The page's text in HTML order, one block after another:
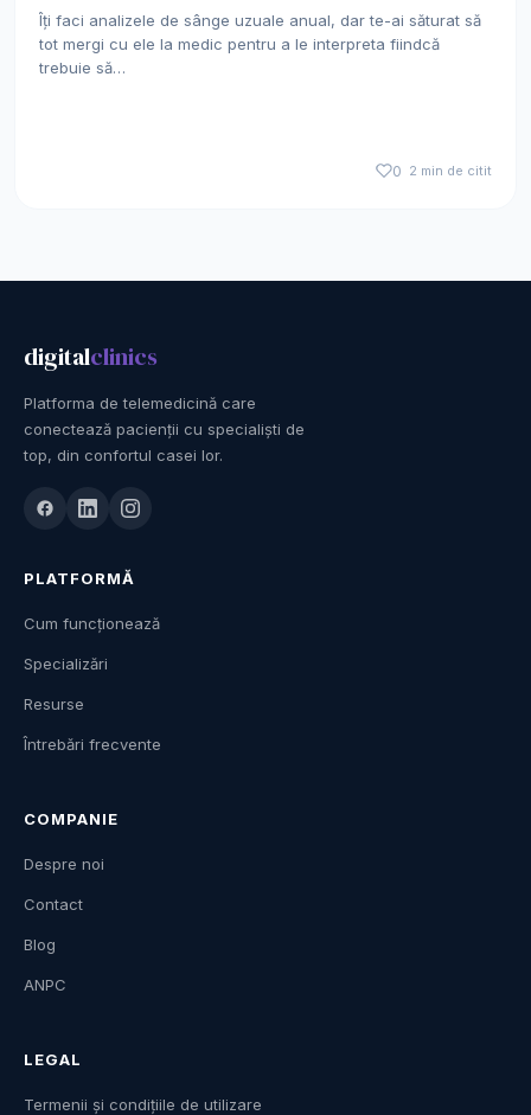
Îți faci analizele de sânge uzuale anual, dar te-ai săturat să
tot mergi cu ele la medic pentru a le interpreta fiindcă
trebuie să…
0 2 min de citit
digitalclinics
Platforma de telemedicină care
conectează pacienții cu specialiști de
top, din confortul casei lor.
PLATFORMĂ
Cum funcționează
Specializări
Resurse
Întrebări frecvente
COMPANIE
Despre noi
Contact
Blog
ANPC
LEGAL
Termenii și condițiile de utilizare